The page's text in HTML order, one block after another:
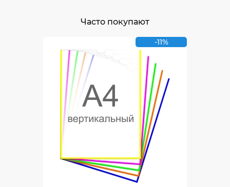
Часто покупают
-11%